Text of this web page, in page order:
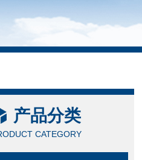
产品分类
CATEGORY